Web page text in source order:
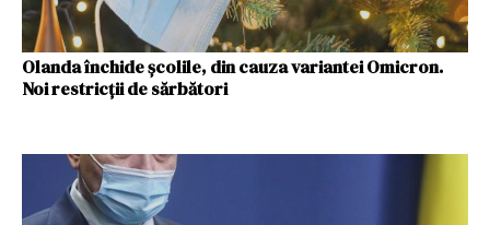
Olanda închide școlile, din cauza variantei Omicron.
Noi restricții de sărbători